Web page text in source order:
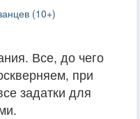
(10+)
Все, до чего
при
задатки для